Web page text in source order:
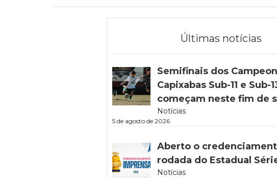
Últimas notícias
Semifinais dos
Capixabas Sub-11 e Sub-
começam neste fim de
Notícias
5 de agosto de 2026
Aberto o
rodada do Estadual
Notícias